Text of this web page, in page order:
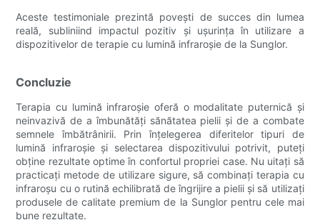
Aceste testimoniale prezintă povești de succes din lumea
reală, subliniind impactul pozitiv și ușurința în utilizare a
dispozitivelor de terapie cu lumină infraroșie de la Sunglor.
Concluzie
Terapia cu lumină infraroșie oferă o modalitate puternică și
neinvazivă de a îmbunătăți sănătatea pielii și de a combate
semnele îmbătrânirii. Prin înțelegerea diferitelor tipuri de
lumină infraroșie și selectarea dispozitivului potrivit, puteți
obține rezultate optime în confortul propriei case. Nu uitați să
practicați metode de utilizare sigure, să combinați terapia cu
infraroșu cu o rutină echilibrată de îngrijire a pielii și să utilizați
produsele de calitate premium de la Sunglor pentru cele mai
bune rezultate.